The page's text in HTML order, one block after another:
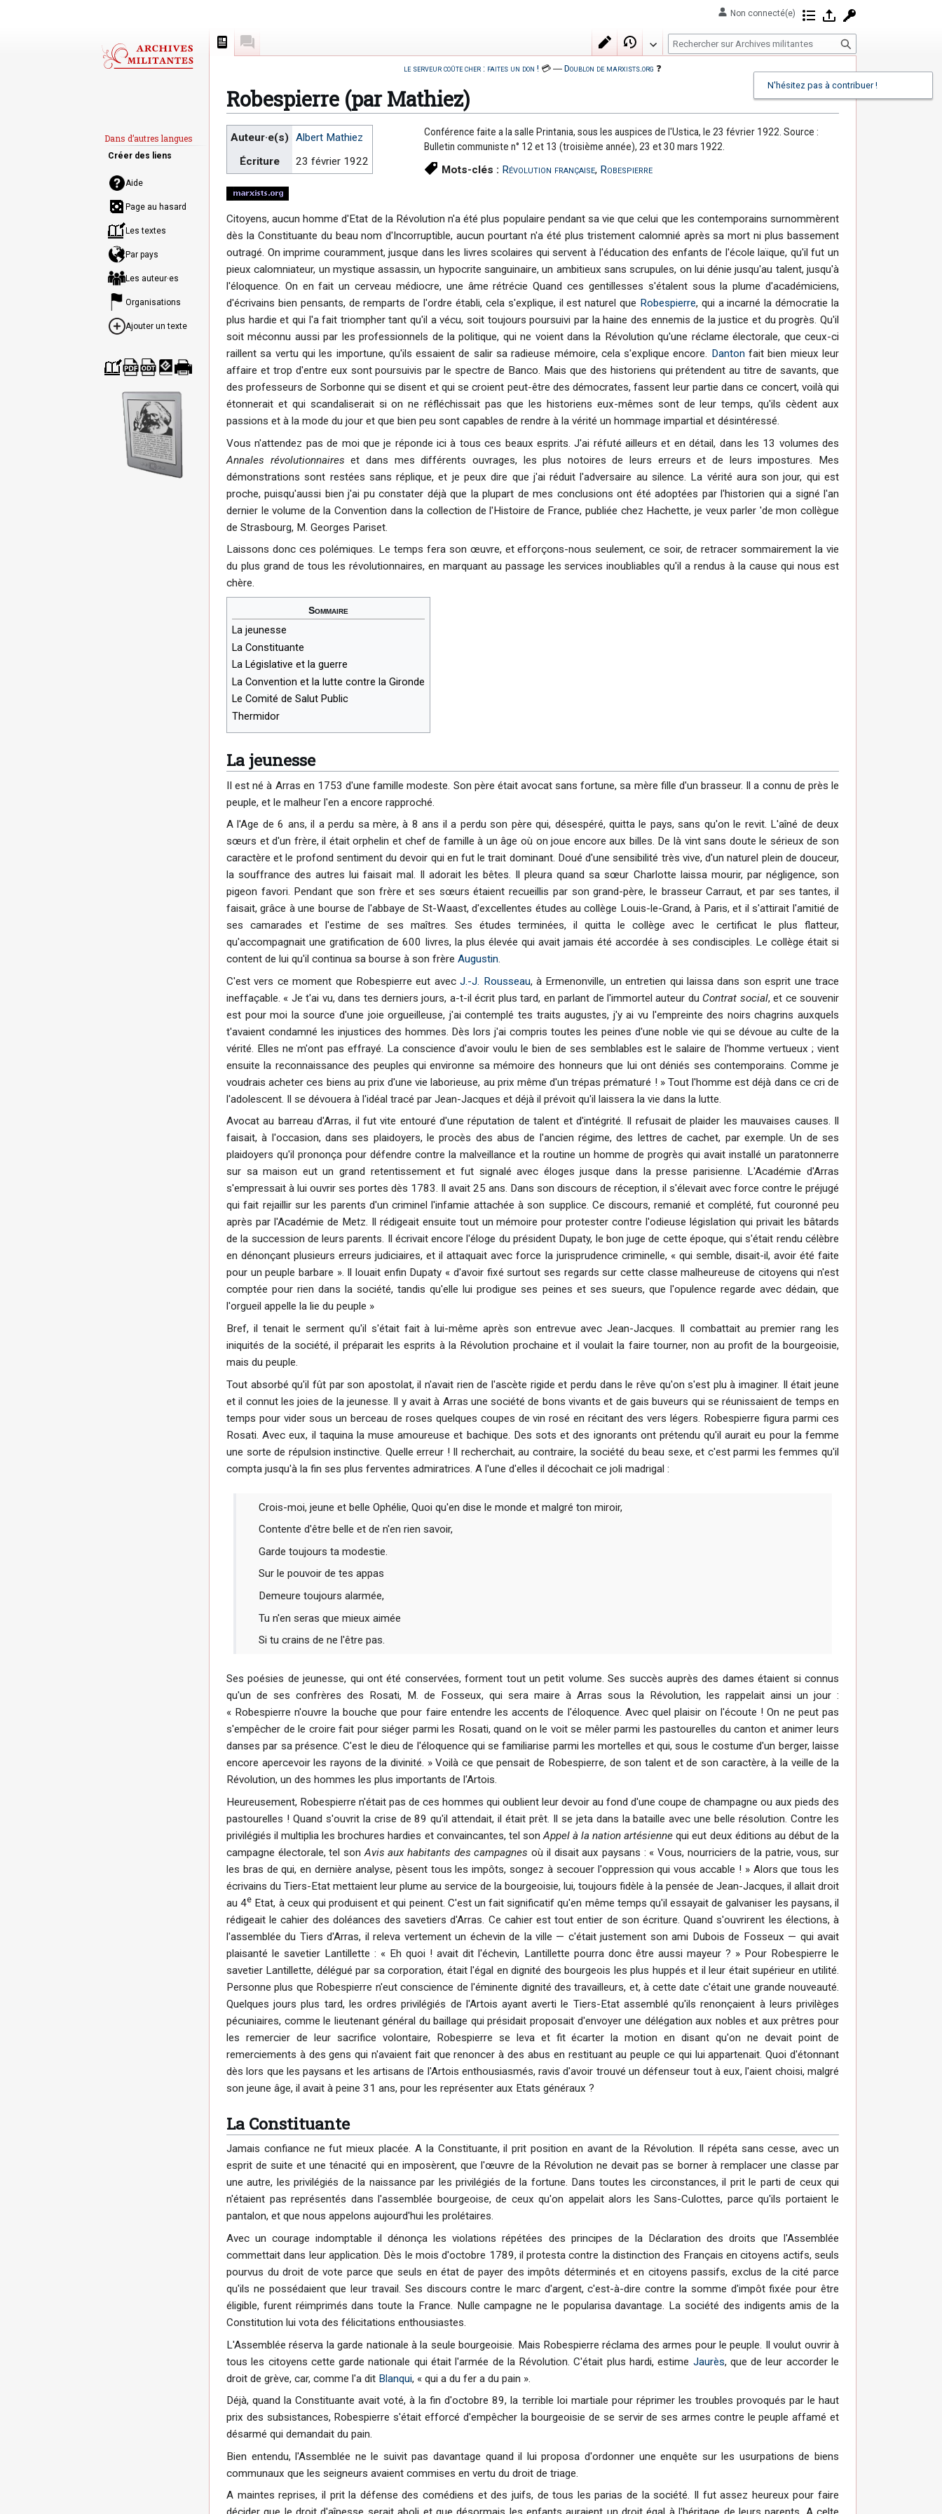
le serveur coûte cher : faites un don ! 💳 ― Doublon de marxists.org ❓
Robespierre (par Mathiez)
Aller
Aller
Auteur·e(s) Albert Mathiez
Écriture
23 février 1922
Conférence faite a la salle Printania, sous les auspices de l'Ustica, le 23 février 1922. Source :
Bulletin communiste n° 12 et 13 (troisième année), 23 et 30 mars 1922.
Mots-clés : Révolution française, Robespierre
Citoyens, aucun homme d'Etat de la Révolution n'a été plus populaire pendant sa vie que celui que les contemporains surnommèrent
dès la Constituante du beau nom d'Incorruptible, aucun pourtant n'a été plus tristement calomnié après sa mort ni plus bassement
outragé. On imprime couramment, jusque dans les livres scolaires qui servent à l'éducation des enfants de l'école laïque, qu'il fut un
pieux calomniateur, un mystique assassin, un hypocrite sanguinaire, un ambitieux sans scrupules, on lui dénie jusqu'au talent, jusqu'à
l'éloquence. On en fait un cerveau médiocre, une âme rétrécie Quand ces gentillesses s'étalent sous la plume d'académiciens,
d'écrivains bien pensants, de remparts de l'ordre établi, cela s'explique, il est naturel que Robespierre, qui a incarné la démocratie la
plus hardie et qui l'a fait triompher tant qu'il a vécu, soit toujours poursuivi par la haine des ennemis de la justice et du progrès. Qu'il
soit méconnu aussi par les professionnels de la politique, qui ne voient dans la Révolution qu'une réclame électorale, que ceux-ci
raillent sa vertu qui les importune, qu'ils essaient de salir sa radieuse mémoire, cela s'explique encore. Dantonfait bien mieux leur
affaire et trop d'entre eux sont poursuivis par le spectre de Banco. Mais que des historiens qui prétendent au titre de savants, que
des professeurs de Sorbonne qui se disent et qui se croient peut-être des démocrates, fassent leur partie dans ce concert, voilà qui
étonnerait et qui scandaliserait si on ne réfléchissait pas que les historiens eux-mêmes sont de leur temps, qu'ils cèdent aux
passions et à la mode du jour et que bien peu sont capables de rendre à la vérité un hommage impartial et désintéressé.
Vous n'attendez pas de moi que je réponde ici à tous ces beaux esprits. J'ai réfuté ailleurs et en détail, dans les 13 volumes des
Annales révolutionnaires et dans mes différents ouvrages, les plus notoires de leurs erreurs et de leurs impostures. Mes
démonstrations sont restées sans réplique, et je peux dire que j'ai réduit l'adversaire au silence. La vérité aura son jour, qui est
proche, puisqu'aussi bien j'ai pu constater déjà que la plupart de mes conclusions ont été adoptées par l'historien qui a signé l'an
dernier le volume de la Convention dans la collection de l'Histoire de France, publiée chez Hachette, je veux parler 'de mon collègue
de Strasbourg, M. Georges Pariset.
Laissons donc ces polémiques. Le temps fera son œuvre, et efforçons-nous seulement, ce soir, de retracer sommairement la vie
du plus grand de tous les révolutionnaires, en marquant au passage les services inoubliables qu'il a rendus à la cause qui nous est
chère.
Sommaire
La jeunesse
La Constituante
La Législative et la guerre
La Convention et la lutte contre la Gironde
Le Comité de Salut Public
Thermidor
La jeunesse
II est né à Arras en 1753 d'une famille modeste. Son père était avocat sans fortune, sa mère fille d'un brasseur. Il a connu de près le
peuple, et le malheur l'en a encore rapproché.
A l'Age de 6 ans, il a perdu sa mère, à 8 ans il a perdu son père qui, désespéré, quitta le pays, sans qu'on le revit. L'aîné de deux
sœurs et d'un frère, il était orphelin et chef de famille à un âge où on joue encore aux billes. De là vint sans doute le sérieux de son
caractère et le profond sentiment du devoir qui en fut le trait dominant. Doué d'une sensibilité très vive, d'un naturel plein de douceur,
la souffrance des autres lui faisait mal. Il adorait les bêtes. Il pleura quand sa sœur Charlotte laissa mourir, par négligence, son
pigeon favori. Pendant que son frère et ses sœurs étaient recueillis par son grand-père, le brasseur Carraut, et par ses tantes, il
faisait, grâce à une bourse de l'abbaye de St-Waast, d'excellentes études au collège Louis-le-Grand, à Paris, et il s'attirait l'amitié de
ses camarades et l'estime de ses maîtres. Ses études terminées, il quitta le collège avec le certificat le plus flatteur,
qu'accompagnait une gratification de 600 livres, la plus élevée qui avait jamais été accordée à ses condisciples. Le collège était si
content de lui qu'il continua sa bourse à son frère Augustin.
C'est vers ce moment que Robespierre eut avecJ.-J. Rousseau, à Ermenonville, un entretien qui laissa dans son esprit une trace
ineffaçable. « Je t'ai vu, dans tes derniers jours, a-t-il écrit plus tard, en parlant de l'immortel auteur du Contrat social, et ce souvenir
est pour moi la source d'une joie orgueilleuse, j'ai contemplé tes traits augustes, j'y ai vu l'empreinte des noirs chagrins auxquels
t'avaient condamné les injustices des hommes. Dès lors j'ai compris toutes les peines d'une noble vie qui se dévoue au culte de la
vérité. Elles ne m'ont pas effrayé. La conscience d'avoir voulu le bien de ses semblables est le salaire de l'homme vertueux ; vient
ensuite la reconnaissance des peuples qui environne sa mémoire des honneurs que lui ont déniés ses contemporains. Comme je
voudrais acheter ces biens au prix d'une vie laborieuse, au prix même d'un trépas prématuré ! » Tout l'homme est déjà dans ce cri de
l'adolescent. Il se dévouera à l'idéal tracé par Jean-Jacques et déjà il prévoit qu'il laissera la vie dans la lutte.
Avocat au barreau d'Arras, il fut vite entouré d'une réputation de talent et d'intégrité. Il refusait de plaider les mauvaises causes. Il
faisait, à l'occasion, dans ses plaidoyers, le procès des abus de l'ancien régime, des lettres de cachet, par exemple. Un de ses
plaidoyers qu'il prononça pour défendre contre la malveillance et la routine un homme de progrès qui avait installé un paratonnerre
sur sa maison eut un grand retentissement et fut signalé avec éloges jusque dans la presse parisienne. L'Académie d'Arras
s'empressait à lui ouvrir ses portes dès 1783. Il avait 25 ans. Dans son discours de réception, il s'élevait avec force contre le préjugé
qui fait rejaillir sur les parents d'un criminel l'infamie attachée à son supplice. Ce discours, remanié et complété, fut couronné peu
après par l'Académie de Metz. Il rédigeait ensuite tout un mémoire pour protester contre l'odieuse législation qui privait les bâtards
de la succession de leurs parents. Il écrivait encore l'éloge du président Dupaty, le bon juge de cette époque, qui s'était rendu célèbre
en dénonçant plusieurs erreurs judiciaires, et il attaquait avec force la jurisprudence criminelle, « qui semble, disait-il, avoir été faite
pour un peuple barbare ». Il louait enfin Dupaty « d'avoir fixé surtout ses regards sur cette classe malheureuse de citoyens qui n'est
comptée pour rien dans la société, tandis qu'elle lui prodigue ses peines et ses sueurs, que l'opulence regarde avec dédain, que
l'orgueil appelle la lie du peuple »
Bref, il tenait le serment qu'il s'était fait à lui-même après son entrevue avec Jean-Jacques. Il combattait au premier rang les
iniquités de la société, il préparait les esprits à la Révolution prochaine et il voulait la faire tourner, non au profit de la bourgeoisie,
mais du peuple.
Tout absorbé qu'il fût par son apostolat, il n'avait rien de l'ascète rigide et perdu dans le rêve qu'on s'est plu à imaginer. Il était jeune
et il connut les joies de la jeunesse. Il y avait à Arras une société de bons vivants et de gais buveurs qui se réunissaient de temps en
temps pour vider sous un berceau de roses quelques coupes de vin rosé en récitant des vers légers. Robespierre figura parmi ces
Rosati. Avec eux, il taquina la muse amoureuse et bachique. Des sots et des ignorants ont prétendu qu'il aurait eu pour la femme
une sorte de répulsion instinctive. Quelle erreur ! Il recherchait, au contraire, la société du beau sexe, et c'est parmi les femmes qu'il
compta jusqu'à la fin ses plus ferventes admiratrices. A l'une d'elles il décochait ce joli madrigal :
Crois-moi, jeune et belle Ophélie, Quoi qu'en dise le monde et malgré ton miroir,
Contente d'être belle et de n'en rien savoir,
Garde toujours ta modestie.
Sur le pouvoir de tes appas
Demeure toujours alarmée,
Tu n'en seras que mieux aimée
Si tu crains de ne l'être pas.
Ses poésies de jeunesse, qui ont été conservées, forment tout un petit volume. Ses succès auprès des dames étaient si connus
qu'un de ses confrères des Rosati, M. de Fosseux, qui sera maire à Arras sous la Révolution, les rappelait ainsi un jour :
« Robespierre n'ouvre la bouche que pour faire entendre les accents de l'éloquence. Avec quel plaisir on l'écoute ! On ne peut pas
s'empêcher de le croire fait pour siéger parmi les Rosati, quand on le voit se mêler parmi les pastourelles du canton et animer leurs
danses par sa présence. C'est le dieu de l'éloquence qui se familiarise parmi les mortelles et qui, sous le costume d'un berger, laisse
encore apercevoir les rayons de la divinité. » Voilà ce que pensait de Robespierre, de son talent et de son caractère, à la veille de la
Révolution, un des hommes les plus importants de l'Artois.
Heureusement, Robespierre n'était pas de ces hommes qui oublient leur devoir au fond d'une coupe de champagne ou aux pieds des
pastourelles ! Quand s'ouvrit la crise de 89 qu'il attendait, il était prêt. Il se jeta dans la bataille avec une belle résolution. Contre les
privilégiés il multiplia les brochures hardies et convaincantes, tel sonAppel à la nation artésienne qui eut deux éditions au début de la
campagne électorale, tel sonAvis aux habitants des campagnes où il disait aux paysans : « Vous, nourriciers de la patrie, vous, sur
les bras de qui, en dernière analyse, pèsent tous les impôts, songez à secouer l'oppression qui vous accable ! » Alors que tous les
écrivains du Tiers-Etat mettaient leur plume au service de la bourgeoisie, lui, toujours fidèle à la pensée de Jean-Jacques, il allait droit
au 4e Etat, à ceux qui produisent et qui peinent. C'est un fait significatif qu'en même temps qu'il essayait de galvaniser les paysans, il
rédigeait le cahier des doléances des savetiers d'Arras. Ce cahier est tout entier de son écriture. Quand s'ouvrirent les élections, à
l'assemblée du Tiers d'Arras, il releva vertement un échevin de la ville — c'était justement son ami Dubois de Fosseux — qui avait
plaisanté le savetier Lantillette : « Eh quoi ! avait dit l'échevin, Lantillette pourra donc être aussi mayeur ? » Pour Robespierre le
savetier Lantillette, délégué par sa corporation, était l'égal en dignité des bourgeois les plus huppés et il leur était supérieur en utilité.
Personne plus que Robespierre n'eut conscience de l'éminente dignité des travailleurs, et, à cette date c'était une grande nouveauté.
Quelques jours plus tard, les ordres privilégiés de l'Artois ayant averti le Tiers-Etat assemblé qu'ils renonçaient à leurs privilèges
pécuniaires, comme le lieutenant général du baillage qui présidait proposait d'envoyer une délégation aux nobles et aux prêtres pour
les remercier de leur sacrifice volontaire, Robespierre se leva et fit écarter la motion en disant qu'on ne devait point de
remerciements à des gens qui n'avaient fait que renoncer à des abus en restituant au peuple ce qui lui appartenait. Quoi d'étonnant
dès lors que les paysans et les artisans de l'Artois enthousiasmés, ravis d'avoir trouvé un défenseur tout à eux, l'aient choisi, malgré
son jeune âge, il avait à peine 31 ans, pour les représenter aux Etats généraux ?
La Constituante
Jamais confiance ne fut mieux placée. A la Constituante, il prit position en avant de la Révolution. Il répéta sans cesse, avec un
esprit de suite et une ténacité qui en imposèrent, que l'œuvre de la Révolution ne devait pas se borner à remplacer une classe par
une autre, les privilégiés de la naissance par les privilégiés de la fortune. Dans toutes les circonstances, il prit le parti de ceux qui
n'étaient pas représentés dans l'assemblée bourgeoise, de ceux qu'on appelait alors les Sans-Culottes, parce qu'ils portaient le
pantalon, et que nous appelons aujourd'hui les prolétaires.
Avec un courage indomptable il dénonça les violations répétées des principes de la Déclaration des droits que l'Assemblée
commettait dans leur application. Dès le mois d'octobre 1789, il protesta contre la distinction des Français en citoyens actifs, seuls
pourvus du droit de vote parce que seuls en état de payer des impôts déterminés et en citoyens passifs, exclus de la cité parce
qu'ils ne possédaient que leur travail. Ses discours contre le marc d'argent, c'est-à-dire contre la somme d'impôt fixée pour être
éligible, furent réimprimés dans toute la France. Nulle campagne ne le popularisa davantage. La société des indigents amis de la
Constitution lui vota des félicitations enthousiastes.
L'Assemblée réserva la garde nationale à la seule bourgeoisie. Mais Robespierre réclama des armes pour le peuple. Il voulut ouvrir à
tous les citoyens cette garde nationale qui était l'armée de la Révolution. C'était plus hardi, estime Jaurès, que de leur accorder le
droit de grève, car, comme l'a dit Blanqui, « qui a du fer a du pain ».
Déjà, quand la Constituante avait voté, à la fin d'octobre 89, la terrible loi martiale pour réprimer les troubles provoqués par le haut
prix des subsistances, Robespierre s'était efforcé d'empêcher la bourgeoisie de se servir de ses armes contre le peuple affamé et
désarmé qui demandait du pain.
Bien entendu, l'Assemblée ne le suivit pas davantage quand il lui proposa d'ordonner une enquête sur les usurpations de biens
communaux que les seigneurs avaient commises en vertu du droit de triage.
A maintes reprises, il prit la défense des comédiens et des juifs, de tous les parias de la société. Il fut assez heureux pour faire
Non connecté(e) Contributions
Se connecter
Page ModifierHistorique
R
e
e
r
c
Aide
Page au hasard
Les textes
Par pays
Les auteur·es
Organisations
Ajouter un texte
char
ger
com
me
PDF
char
ger
com
me
ODT
char
ger
com
me
EPU
B
sion
impr
ima
Dans d’autres langues
Créer des liens
N'hésitez pas à contribuer !